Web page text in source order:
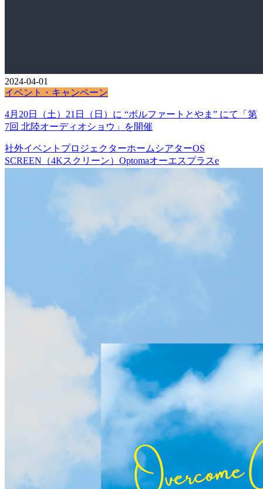
2024-04-01
イベント・キャンペーン
4月20日（土）21日（日）に “ボルファートとやま” にて「第
7回 北陸オーディオショウ」を開催
社外イベント プロジェクターホームシアターOS
SCREEN（4Kスクリーン） Optomaオーエスプラスe